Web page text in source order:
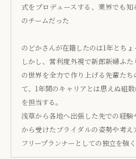
式をプロデュースする、業界でも
のチームだった
のどかさんが在籍したのは1年とちょ
しかし、営利度外視で新郎新婦ふ
の世界を全力で作り上げる先輩たち
て、1年間のキャリアとは思えぬ組
を担当する。
浅草から各地へ出張した先での経験
から受けたブライダルの姿勢や考え
フリープランナーとしての独立を強く